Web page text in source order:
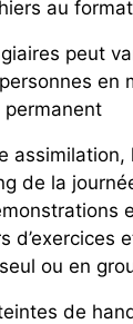
au format
peut
en
de la
d’exercices
ou en
de